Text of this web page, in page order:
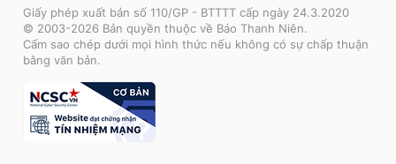
Giấy phép xuất bản số 110/GP - BTTTT cấp ngày 24.3.2020
© 2003-2026 Bản quyền thuộc về Báo Thanh Niên.
Cấm sao chép dưới mọi hình thức nếu không có sự chấp thuận
bằng văn bản.